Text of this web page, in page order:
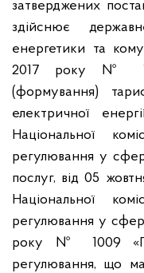
затверджених
здійснює
енергетики та
2017 року №
(формування)
електричної
Національної
регулювання у
послуг, від 05
Національної
регулювання у
року № 1009
регулювання, що